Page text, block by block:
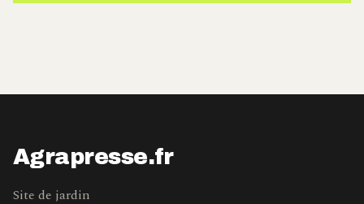
Agrapresse.fr
Site de jardin